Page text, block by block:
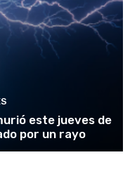
este jueves de
por un rayo